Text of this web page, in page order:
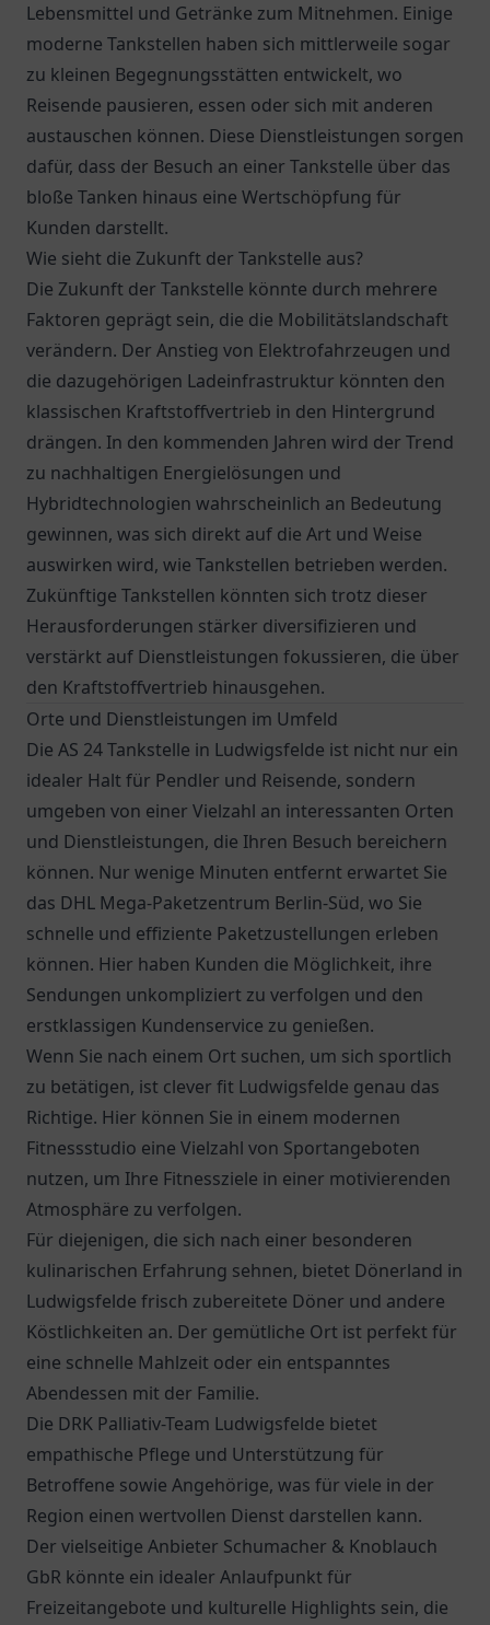
Lebensmittel und Getränke zum Mitnehmen. Einige
moderne Tankstellen haben sich mittlerweile sogar
zu kleinen Begegnungsstätten entwickelt, wo
Reisende pausieren, essen oder sich mit anderen
austauschen können. Diese Dienstleistungen sorgen
dafür, dass der Besuch an einer Tankstelle über das
bloße Tanken hinaus eine Wertschöpfung für
Kunden darstellt.
Wie sieht die Zukunft der Tankstelle aus?
Die Zukunft der Tankstelle könnte durch mehrere
Faktoren geprägt sein, die die Mobilitätslandschaft
verändern. Der Anstieg von Elektrofahrzeugen und
die dazugehörigen Ladeinfrastruktur könnten den
klassischen Kraftstoffvertrieb in den Hintergrund
drängen. In den kommenden Jahren wird der Trend
zu nachhaltigen Energielösungen und
Hybridtechnologien wahrscheinlich an Bedeutung
gewinnen, was sich direkt auf die Art und Weise
auswirken wird, wie Tankstellen betrieben werden.
Zukünftige Tankstellen könnten sich trotz dieser
Herausforderungen stärker diversifizieren und
verstärkt auf Dienstleistungen fokussieren, die über
den Kraftstoffvertrieb hinausgehen.
Orte und Dienstleistungen im Umfeld
Die AS 24 Tankstelle in Ludwigsfelde ist nicht nur ein
idealer Halt für Pendler und Reisende, sondern
umgeben von einer Vielzahl an interessanten Orten
und Dienstleistungen, die Ihren Besuch bereichern
können. Nur wenige Minuten entfernt erwartet Sie
das DHL Mega-Paketzentrum Berlin-Süd, wo Sie
schnelle und effiziente Paketzustellungen erleben
können. Hier haben Kunden die Möglichkeit, ihre
Sendungen unkompliziert zu verfolgen und den
erstklassigen Kundenservice zu genießen.
Wenn Sie nach einem Ort suchen, um sich sportlich
zu betätigen, ist clever fit Ludwigsfelde genau das
Richtige. Hier können Sie in einem modernen
Fitnessstudio eine Vielzahl von Sportangeboten
nutzen, um Ihre Fitnessziele in einer motivierenden
Atmosphäre zu verfolgen.
Für diejenigen, die sich nach einer besonderen
kulinarischen Erfahrung sehnen, bietet Dönerland in
Ludwigsfelde frisch zubereitete Döner und andere
Köstlichkeiten an. Der gemütliche Ort ist perfekt für
eine schnelle Mahlzeit oder ein entspanntes
Abendessen mit der Familie.
Die DRK Palliativ-Team Ludwigsfelde bietet
empathische Pflege und Unterstützung für
Betroffene sowie Angehörige, was für viele in der
Region einen wertvollen Dienst darstellen kann.
Der vielseitige Anbieter Schumacher & Knoblauch
GbR könnte ein idealer Anlaufpunkt für
Freizeitangebote und kulturelle Highlights sein, die